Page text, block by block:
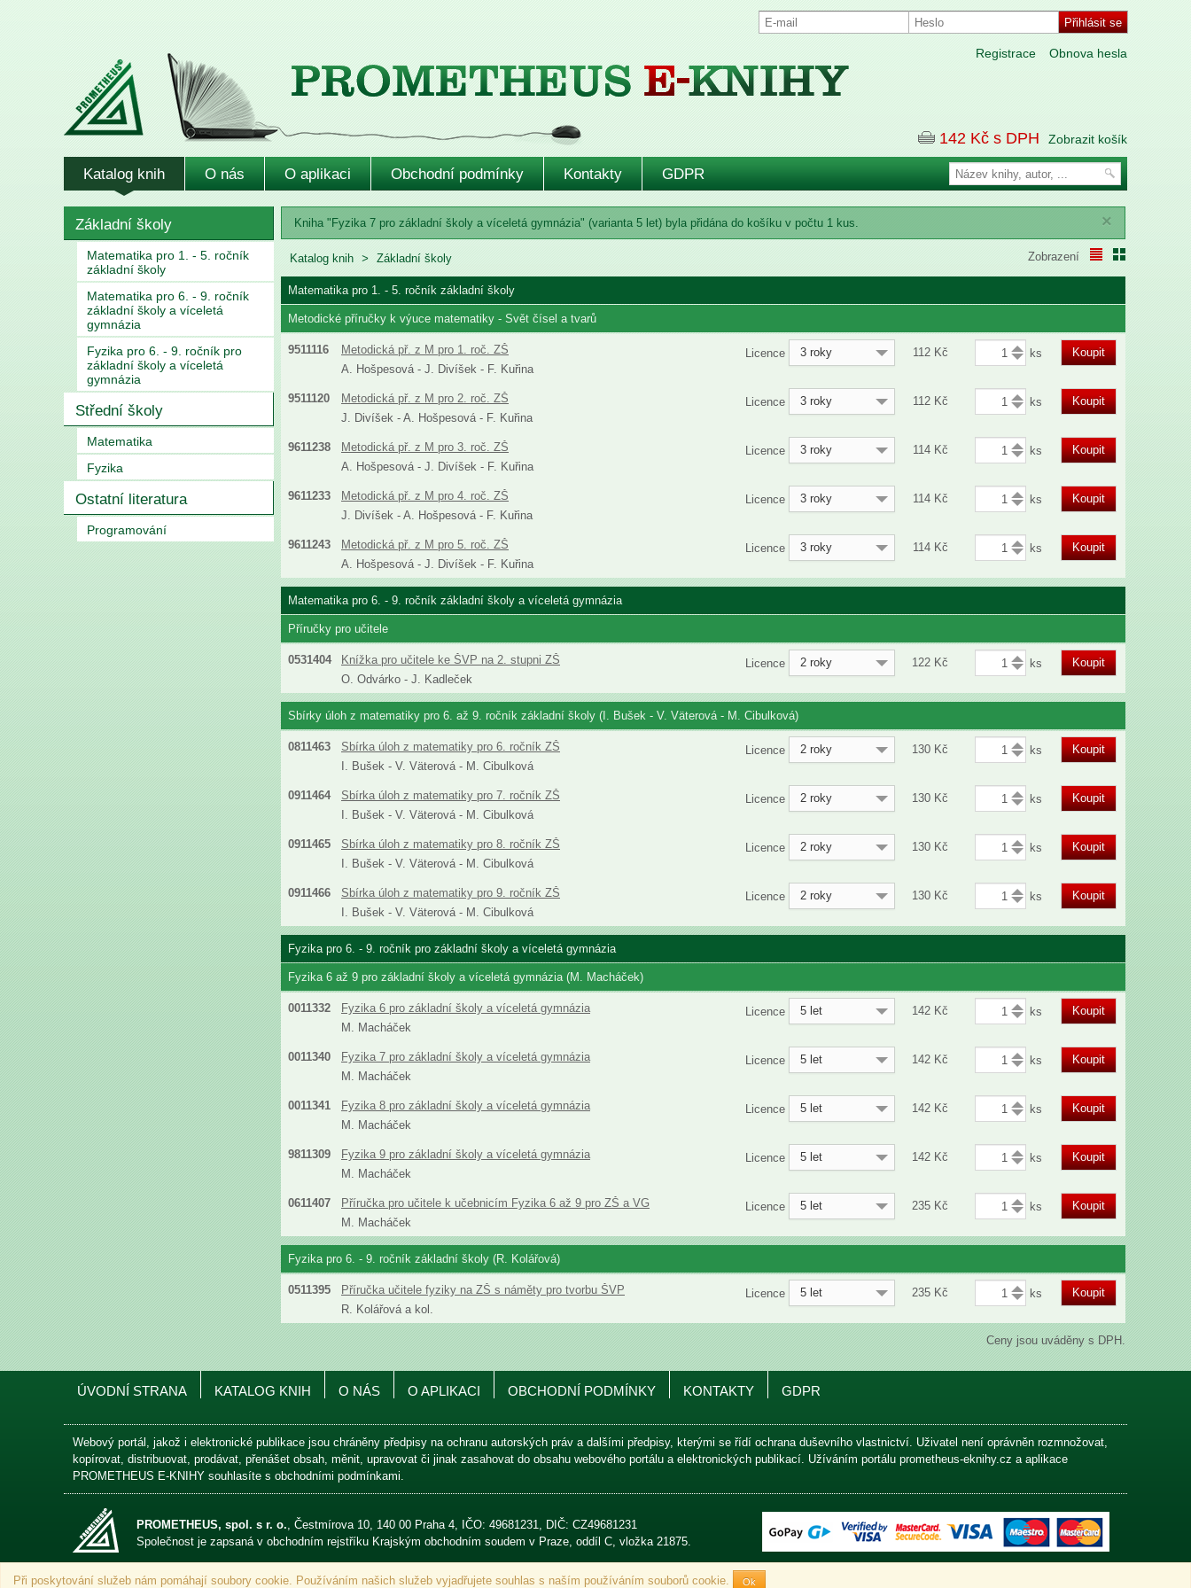
Při poskytování služeb nám pomáhají soubory cookie. Používáním našich služeb vyjadřujete souhlas s naším používáním souborů cookie. Ok
Obnova hesla
Registrace
142 Kč s DPH Zobrazit košík
Katalog knih O nás O aplikaci Obchodní podmínky Kontakty GDPR
Základní školy
Matematika pro 1. - 5. ročník
základní školy
Matematika pro 6. - 9. ročník
základní školy a víceletá
gymnázia
Fyzika pro 6. - 9. ročník pro
základní školy a víceletá
gymnázia
Střední školy
Matematika
Fyzika
Ostatní literatura
Programování
×
Kniha "Fyzika 7 pro základní školy a víceletá gymnázia" (varianta 5 let) byla přidána do košíku v počtu 1 kus.
Zobrazení
Katalog knih Základní školy
Matematika pro 1. - 5. ročník základní školy
Metodické příručky k výuce matematiky - Svět čísel a tvarů
9511116
Metodická př. z M pro 1. roč. ZŠ
A. Hošpesová - J. Divíšek - F. Kuřina
Licence 3 roky 112 Kč Koupit
9511120
Metodická př. z M pro 2. roč. ZŠ
J. Divíšek - A. Hošpesová - F. Kuřina
Licence 3 roky 112 Kč Koupit
9611238
Metodická př. z M pro 3. roč. ZŠ
A. Hošpesová - J. Divíšek - F. Kuřina
Licence 3 roky 114 Kč Koupit
9611233
Metodická př. z M pro 4. roč. ZŠ
J. Divíšek - A. Hošpesová - F. Kuřina
Licence 3 roky 114 Kč Koupit
9611243
Metodická př. z M pro 5. roč. ZŠ
A. Hošpesová - J. Divíšek - F. Kuřina
Licence 3 roky 114 Kč Koupit
Matematika pro 6. - 9. ročník základní školy a víceletá gymnázia
Příručky pro učitele
0531404
Knížka pro učitele ke ŠVP na 2. stupni ZŠ
O. Odvárko - J. Kadleček
Licence 2 roky 122 Kč Koupit
Sbírky úloh z matematiky pro 6. až 9. ročník základní školy (I. Bušek - V. Väterová - M. Cibulková)
0811463
Sbírka úloh z matematiky pro 6. ročník ZŠ
I. Bušek - V. Väterová - M. Cibulková
Licence 2 roky 130 Kč Koupit
0911464
Sbírka úloh z matematiky pro 7. ročník ZŠ
I. Bušek - V. Väterová - M. Cibulková
Licence 2 roky 130 Kč Koupit
0911465
Sbírka úloh z matematiky pro 8. ročník ZŠ
I. Bušek - V. Väterová - M. Cibulková
Licence 2 roky 130 Kč Koupit
0911466
Sbírka úloh z matematiky pro 9. ročník ZŠ
I. Bušek - V. Väterová - M. Cibulková
Licence 2 roky 130 Kč Koupit
Fyzika pro 6. - 9. ročník pro základní školy a víceletá gymnázia
Fyzika 6 až 9 pro základní školy a víceletá gymnázia (M. Macháček)
0011332
Fyzika 6 pro základní školy a víceletá gymnázia
M. Macháček
Licence 5 let 142 Kč Koupit
0011340
Fyzika 7 pro základní školy a víceletá gymnázia
M. Macháček
Licence 5 let 142 Kč Koupit
0011341
Fyzika 8 pro základní školy a víceletá gymnázia
M. Macháček
Licence 5 let 142 Kč Koupit
9811309
Fyzika 9 pro základní školy a víceletá gymnázia
M. Macháček
Licence 5 let 142 Kč Koupit
0611407
Příručka pro učitele k učebnicím Fyzika 6 až 9 pro ZŠ a VG
M. Macháček
Licence 5 let 235 Kč Koupit
Fyzika pro 6. - 9. ročník základní školy (R. Kolářová)
0511395
Příručka učitele fyziky na ZŠ s náměty pro tvorbu ŠVP
R. Kolářová a kol.
Licence 5 let 235 Kč Koupit
Ceny jsou uváděny s DPH.
ÚVODNÍ STRANA KATALOG KNIH O NÁS O APLIKACI OBCHODNÍ PODMÍNKY KONTAKTY GDPR
Webový portál, jakož i elektronické publikace jsou chráněny předpisy na ochranu autorských práv a dalšími předpisy, kterými se řídí ochrana duševního vlastnictví. Uživatel není oprávněn rozmnožovat,
kopírovat, distribuovat, prodávat, přenášet obsah, měnit, upravovat či jinak zasahovat do obsahu webového portálu a elektronických publikací. Užíváním portálu prometheus-eknihy.cz a aplikace
PROMETHEUS E-KNIHY souhlasíte s obchodními podmínkami.
PROMETHEUS, spol. s r. o., Čestmírova 10, 140 00 Praha 4, IČO: 49681231, DIČ: CZ49681231
Společnost je zapsaná v obchodním rejstříku Krajským obchodním soudem v Praze, oddíl C, vložka 21875.
Není-li uvedeno jinak, ceny jsou uváděny s DPH.